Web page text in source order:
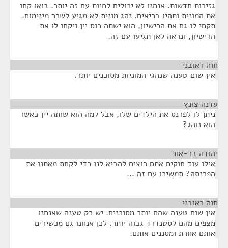
גזירות חדשות. אנחנו לא יכולים לחיות עם זה יותר. בואו קחו
את המונית ותהיו בריאים. נהג מונית לא מגיע לשכר מינימום.
תקחי לו גם את הרישיון, הוא ישתה כוס יין ויקחו לו את
הרישיון, ונראה לאן תגיעו עם זה.
חוה ראובני
אין שום טענה שנהגי המוניות מסוכנים יותר.
עדנה צונץ
ניתן לו לפרנס את הילדים שלו, אבל למה הוא שותה יין כאשר
הוא נוהג?
יהודה בר-אור
אילו עוד חוקים אתם רוצים להביא לנו כדי לקחת מאתנו את
הפרנסה? תמשיכו עם זה ...
חוה ראובני
אין שום טענה שהם יותר מסוכנים. יש רק טענה שאנחנו
מצפים מהם לסטנדרד גבוה יותר. לכן אנחנו גם מכשירים
אותם אחרת ומסננים אותם.